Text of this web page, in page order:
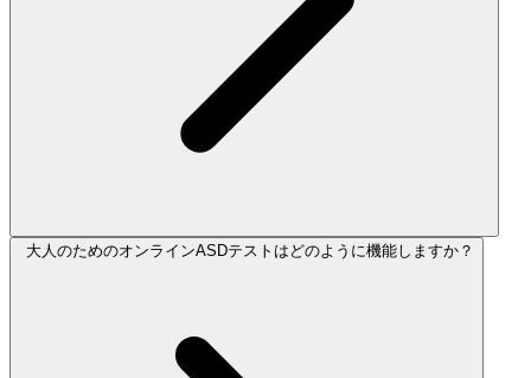
大人のためのオンラインASDテストはどのように機能しますか？